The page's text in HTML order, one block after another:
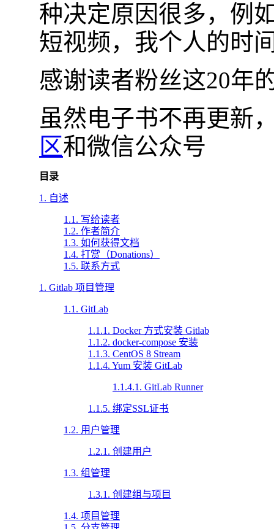
种决定原因很多，例
短视频，我个人的时
感谢读者粉丝这20年
虽然电子书不再更新
区和微信公众号
目录
1. 自述
1.1. 写给读者
1.2. 作者简介
1.3. 如何获得文档
1.4. 打赏（Donations）
1.5. 联系方式
1. Gitlab 项目管理
1.1. GitLab
1.1.1. Docker 方式安装 Gitlab
1.1.2. docker-compose 安装
1.1.3. CentOS 8 Stream
1.1.4. Yum 安装 GitLab
1.1.4.1. GitLab Runner
1.1.5. 绑定SSL证书
1.2. 用户管理
1.2.1. 创建用户
1.3. 组管理
1.3.1. 创建组与项目
1.4. 项目管理